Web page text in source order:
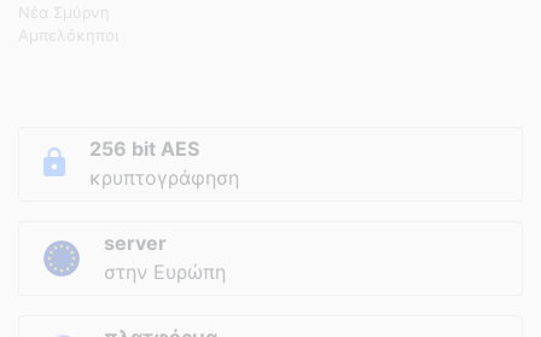
Νέα Σμύρνη
Αμπελόκηποι
256 bit AES
κρυπτογράφηση
server
στην Ευρώπη